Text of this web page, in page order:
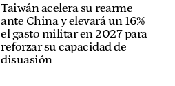
Taiwán acelera su rearme
ante China y elevará un 16%
el gasto militar en 2027 para
reforzar su capacidad de
disuasión